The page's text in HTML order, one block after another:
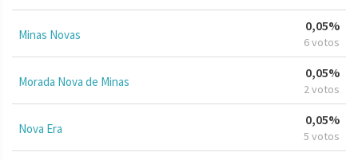
Minas Novas
0,05%
6 votos
Morada Nova de Minas
0,05%
2 votos
Nova Era
0,05%
5 votos